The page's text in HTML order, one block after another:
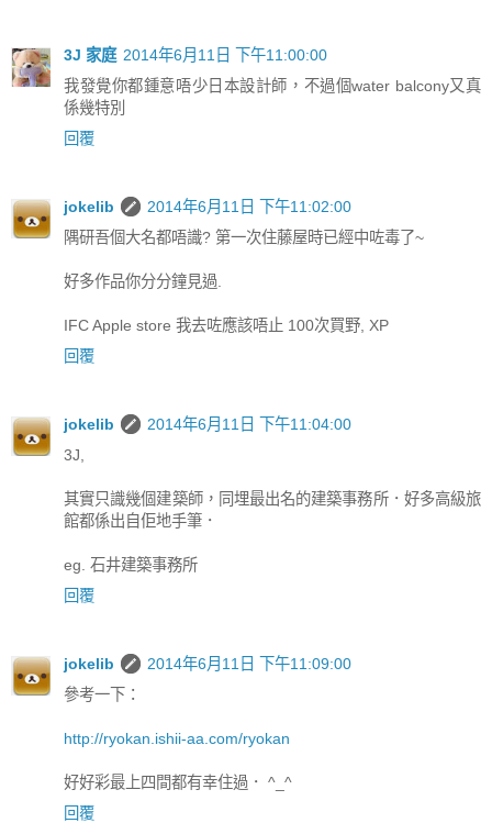
3J 家庭 2014年6月11日 下午11:00:00
我發覺你都鍾意唔少日本設計師，不過個water balcony又真
係幾特別
回覆
jokelib
2014年6月11日 下午11:02:00
隅研吾個大名都唔識? 第一次住藤屋時已經中咗毒了~
好多作品你分分鐘見過.
IFC Apple store 我去咗應該唔止 100次買野, XP
回覆
jokelib
2014年6月11日 下午11:04:00
3J,
其實只識幾個建築師，同埋最出名的建築事務所．好多高級旅
館都係出自佢地手筆．
eg. 石井建築事務所
回覆
jokelib
2014年6月11日 下午11:09:00
參考一下：
http://ryokan.ishii-aa.com/ryokan
好好彩最上四間都有幸住過． ^_^
回覆